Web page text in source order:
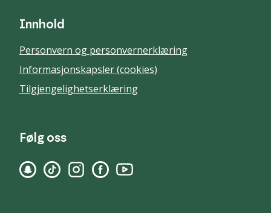
Innhold
Personvern og personvernerklæring
Informasjonskapsler (cookies)
Tilgjengelighetserklæring
Følg oss